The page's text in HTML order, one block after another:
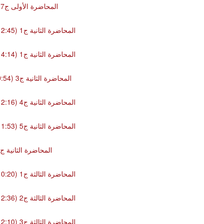
Leadership - L1.pdf المحاضرة الأولى ج7
Leadership L2 P1 المحاضرة الثانية ج1 (12:45)
Leadership L2 P2 المحاضرة الثانية ج1 (14:14)
Leadership L2 P3 المحاضرة الثانية ج3 (9:54)
Leadership L2 P4 المحاضرة الثانية ج4 (12:16)
Leadership L2 P5 المحاضرة الثانية ج5 (11:53)
Leadership L2.pdf المحاضرة الثانية ج6
Leadership L3 P1 المحاضرة الثالثة ج1 (10:20)
Leadership L3 P2 المحاضرة الثالثة ج2 (12:36)
Leadership L3 P3 المحاضرة الثالثة ج3 (12:10)